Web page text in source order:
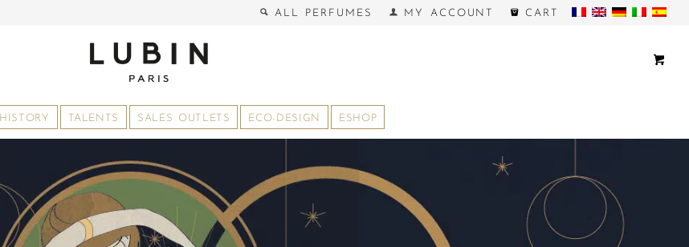
ALL PERFUMES MY ACCOUNT CART
HISTORY TALENTS SALES OUTLETS ECO-DESIGN ESHOP